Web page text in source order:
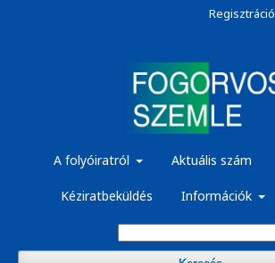
A folyóiratról Aktuális szám
Kéziratbeküldés Információk
Regisztráció